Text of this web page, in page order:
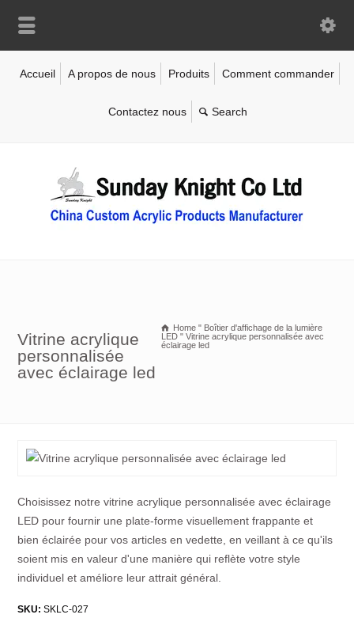
Accueil A propos de nous Produits Comment commander
Contactez nous
Vitrine acrylique
personnalisée
avec éclairage led
Home " Boîtier d'affichage de la lumière
LED " Vitrine acrylique personnalisée avec
éclairage led
Choisissez notre vitrine acrylique personnalisée avec éclairage
LED pour fournir une plate-forme visuellement frappante et
bien éclairée pour vos articles en vedette, en veillant à ce qu'ils
soient mis en valeur d'une manière qui reflète votre style
individuel et améliore leur attrait général.
SKU: SKLC-027